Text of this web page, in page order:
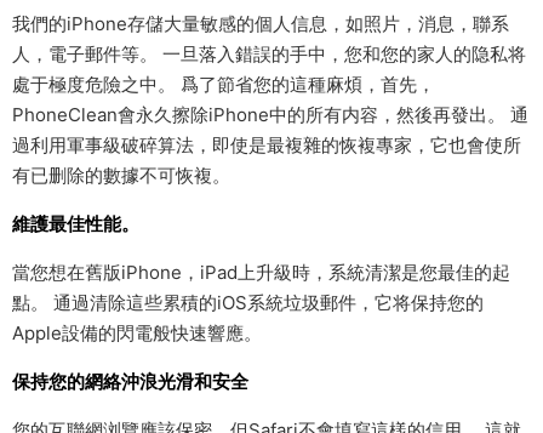
我們的iPhone存儲大量敏感的個人信息，如照片，消息，聯系
人，電子郵件等。 一旦落入錯誤的手中，您和您的家人的隐私将
處于極度危險之中。 爲了節省您的這種麻煩，首先，
PhoneClean會永久擦除iPhone中的所有内容，然後再發出。 通
過利用軍事級破碎算法，即使是最複雜的恢複專家，它也會使所
有已删除的數據不可恢複。
維護最佳性能。
當您想在舊版iPhone，iPad上升級時，系統清潔是您最佳的起
點。 通過清除這些累積的iOS系統垃圾郵件，它将保持您的
Apple設備的閃電般快速響應。
保持您的網絡沖浪光滑和安全